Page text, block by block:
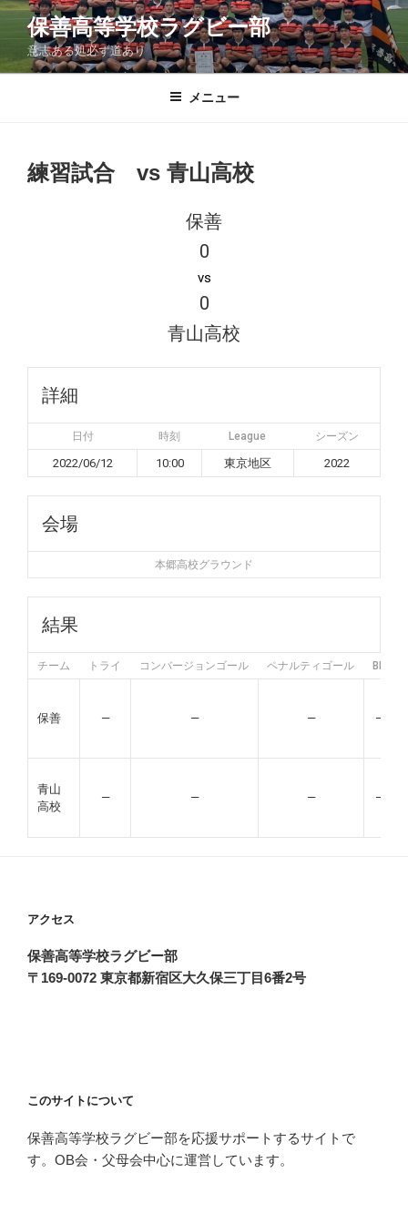
コ
ン
保善高等学校ラグビー部
意志ある処必ず道あり
メニュー
練習試合 vs 青山高校
保善
0
vs
0
青山高校
詳細
日付 時刻 League シーズン
2022/06/12 10:00 東京地区 2022
会場
本郷高校グラウンド
結果
チーム トライ コンバージョンゴール ペナルティゴール BP
保善 — — — —
青山
高校
— — — —
アクセス
保善高等学校ラグビー部
〒169-0072 東京都新宿区大久保三丁目6番2号
このサイトについて
保善高等学校ラグビー部を応援サポートするサイトで
す。OB会・父母会中心に運営しています。